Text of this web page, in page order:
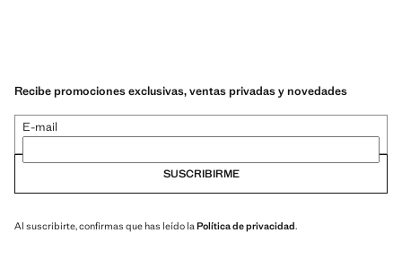
Recibe promociones exclusivas, ventas privadas y novedades
E-mail
SUSCRIBIRME
Al suscribirte, confirmas que has leído la Política de privacidad.